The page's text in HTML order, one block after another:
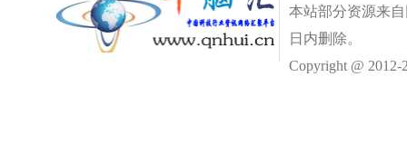
本站部分资源来
日内删除。
Copyright @ 2012-